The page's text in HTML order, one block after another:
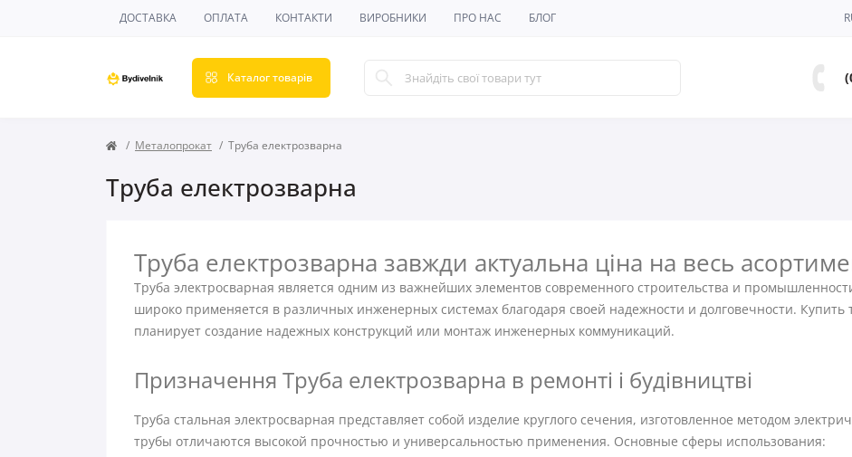
ДОСТАВКА ОПЛАТА КОНТАКТИ ВИРОБНИКИ ПРО НАС БЛОГ
Каталог товарів
Металопрокат Труба електрозварна
Труба електрозварна
Труба електрозварна завжди актуальна ціна на весь
Труба электросварная является одним из важнейших элементов современного строительства и
широко применяется в различных инженерных системах благодаря своей надежности и долговечности. Купить
планирует создание надежных конструкций или монтаж инженерных коммуникаций.
Призначення Труба електрозварна в ремонті і будівництві
Труба стальная электросварная представляет собой изделие круглого сечения, изготовленное методом
трубы отличаются высокой прочностью и универсальностью применения. Основные сферы использования: